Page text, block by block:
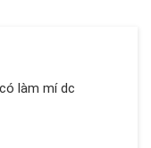
làm mí dc